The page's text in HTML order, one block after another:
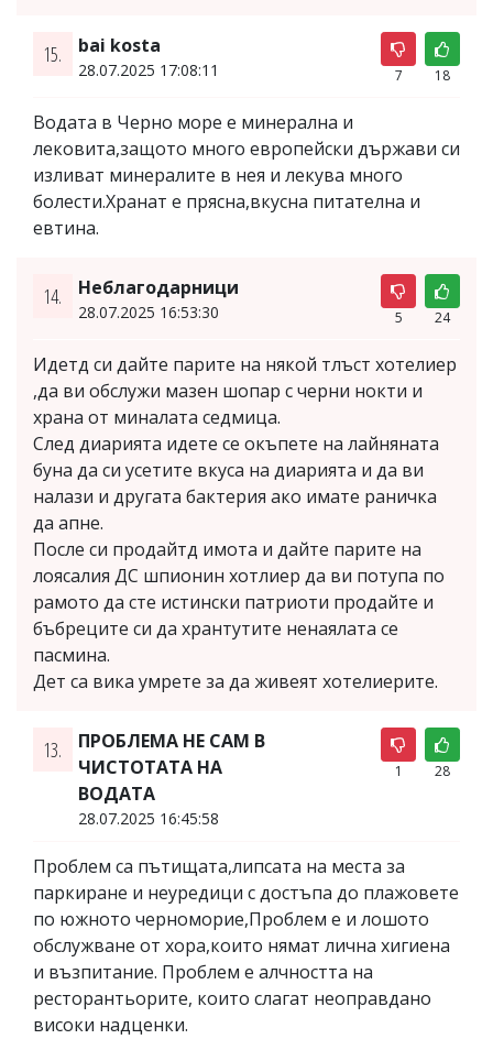
15. bai kosta
28.07.2025 17:08:11 7 18
Водата в Черно море е минерална и
лековита,защото много европейски държави си
изливат минералите в нея и лекува много
болести.Хранат е прясна,вкусна питателна и
евтина.
14. Неблагодарници
28.07.2025 16:53:30 5 24
Идетд си дайте парите на някой тлъст хотелиер
,да ви обслужи мазен шопар с черни нокти и
храна от миналата седмица.
След диарията идете се окъпете на лайняната
буна да си усетите вкуса на диарията и да ви
налази и другата бактерия ако имате раничка
да апне.
После си продайтд имота и дайте парите на
лоясалия ДС шпионин хотлиер да ви потупа по
рамото да сте истински патриоти продайте и
бъбреците си да хрантутите ненаялата се
пасмина.
Дет са вика умрете за да живеят хотелиерите.
13.
ПРОБЛЕМА НЕ САМ В
ЧИСТОТАТА НА
ВОДАТА
28.07.2025 16:45:58
1 28
Проблем са пътищата,липсата на места за
паркиране и неуредици с достъпа до плажовете
по южното черноморие,Проблем е и лошото
обслужване от хора,които нямат лична хигиена
и възпитание. Проблем е алчността на
ресторантьорите, които слагат неоправдано
високи надценки.